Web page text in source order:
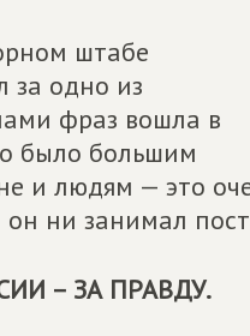
штабе
за одно из
фраз вошла в
было большим
и людям — это
ни занимал
– ЗА ПРАВДУ.